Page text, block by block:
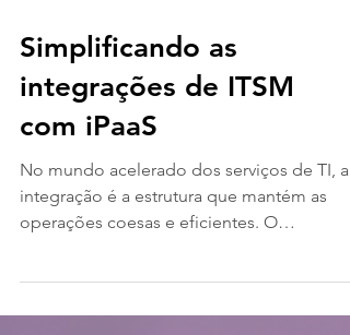
Simplificando as
integrações de ITSM
com iPaaS
No mundo acelerado dos serviços de TI, a
integração é a estrutura que mantém as
Gerenciamento de...